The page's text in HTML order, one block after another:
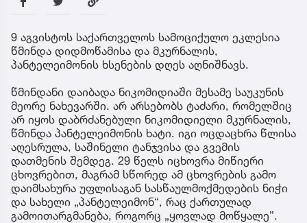
9 აგვისტოს საქართველოს სამოციქულო ეკლესია
წმინდა დიდმოწამისა და მკურნალის,
პანტელეიმონის ხსენების დღეს აღნიშნავს.
წმინდანი დაიბადა ნიკომიდიაში მესამე საუკუნის
მეორე ნახევარში. არ არსებობს ტაძარი, რომელშიც
არ იყოს დაბრძანებული ნიკომიდიელი მკურნალის,
წმინდა პანტელეიმონის ხატი. იგი ოცდაცხრა წლისა
აღესრულა, საშინელი ტანჯვისა და გვემის
დათმენის შემდეგ. 29 წელს იცხოვრა მიწიერი
ცხოვრებით, მაგრამ სწორედ ამ ცხოვრების გამო
დაიმსახურა უფლისაგან სასწაულმოქმედების ნიჭი
და სახელი „პანტელეიმონ“, რაც ქართულად
გამოითარგმანება, როგორც „ყოვლად მოწყალე”.